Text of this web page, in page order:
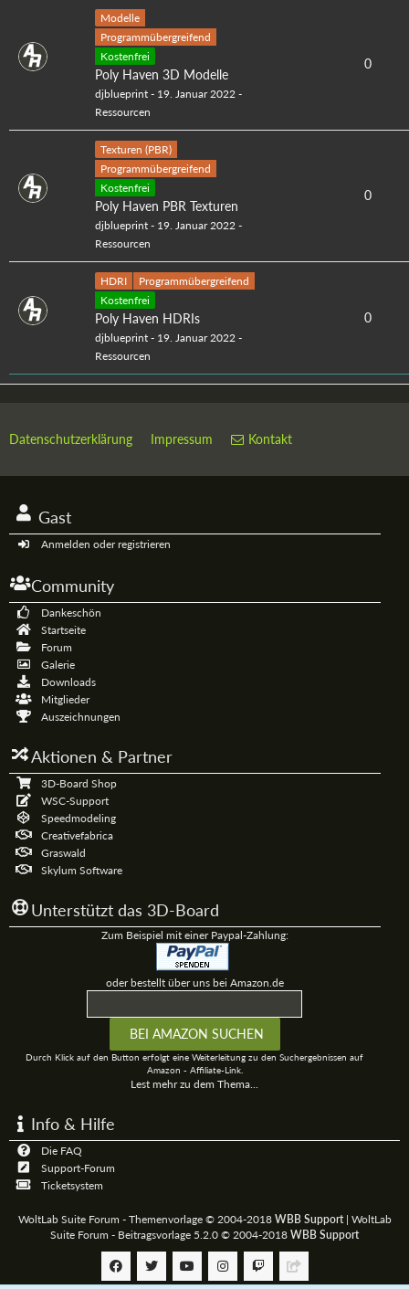
Modelle
Programmübergreifend
Kostenfrei
Poly Haven 3D Modelle
djblueprint - 19. Januar 2022 -
Ressourcen
0
Texturen (PBR)
Programmübergreifend
Kostenfrei
Poly Haven PBR Texturen
djblueprint - 19. Januar 2022 -
Ressourcen
0
HDRI
Programmübergreifend
Kostenfrei
Poly Haven HDRIs
djblueprint - 19. Januar 2022 -
Ressourcen
0
Datenschutzerklärung Impressum Kontakt
Gast
Anmelden oder registrieren
Community
Dankeschön
Startseite
Forum
Galerie
Downloads
Mitglieder
Auszeichnungen
Aktionen & Partner
3D-Board Shop
WSC-Support
Speedmodeling
Creativefabrica
Graswald
Skylum Software
Unterstützt das 3D-Board
Zum Beispiel mit einer Paypal-Zahlung:
oder bestellt über uns bei Amazon.de
Durch Klick auf den Button erfolgt eine Weiterleitung zu den Suchergebnissen auf
Amazon - Affiliate-Link.
Lest mehr zu dem Thema...
Info & Hilfe
Die FAQ
Support-Forum
Ticketsystem
WoltLab Suite Forum - Themenvorlage © 2004-2018 WBB Support| WoltLab
Suite Forum - Beitragsvorlage 5.2.0 © 2004-2018 WBB Support